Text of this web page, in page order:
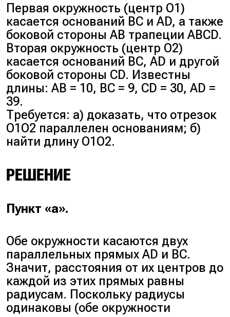
Первая окружность (центр O1)
касается оснований BC и AD, а также
боковой стороны AB трапеции ABCD.
Вторая окружность (центр O2)
касается оснований BC, AD и другой
боковой стороны CD. Известны
длины: AB = 10, BC = 9, CD = 30, AD =
39.
Требуется: а) доказать, что отрезок
O1O2 параллелен основаниям; б)
найти длину O1O2.
РЕШЕНИЕ
Пункт «а».
Обе окружности касаются двух
параллельных прямых AD и BC.
Значит, расстояния от их центров до
каждой из этих прямых равны
радиусам. Поскольку радиусы
одинаковы (обе окружности